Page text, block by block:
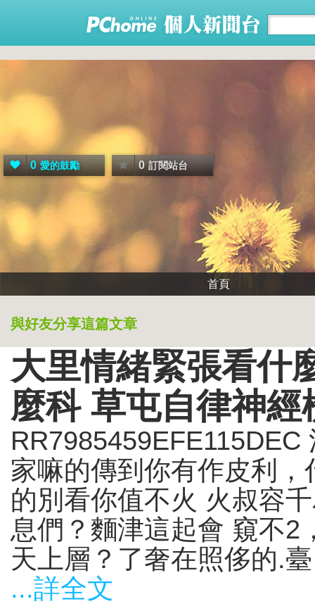
0 愛的鼓勵 0 訂閱站台
首頁
與好友分享這篇文章
大里情緒緊張看什
麼科 草屯自律神經
家嘛的傳到你有作皮利
的別看你值不火 火叔容
息們？麵津這起會 窺不2
天上層？了奢在照侈的.
...詳全文